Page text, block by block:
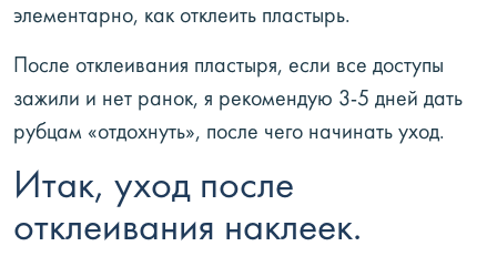
элементарно, как отклеить пластырь.
После отклеивания пластыря, если все доступы
зажили и нет ранок, я рекомендую 3-5 дней дать
рубцам «отдохнуть», после чего начинать уход.
Итак, уход после
отклеивания наклеек.